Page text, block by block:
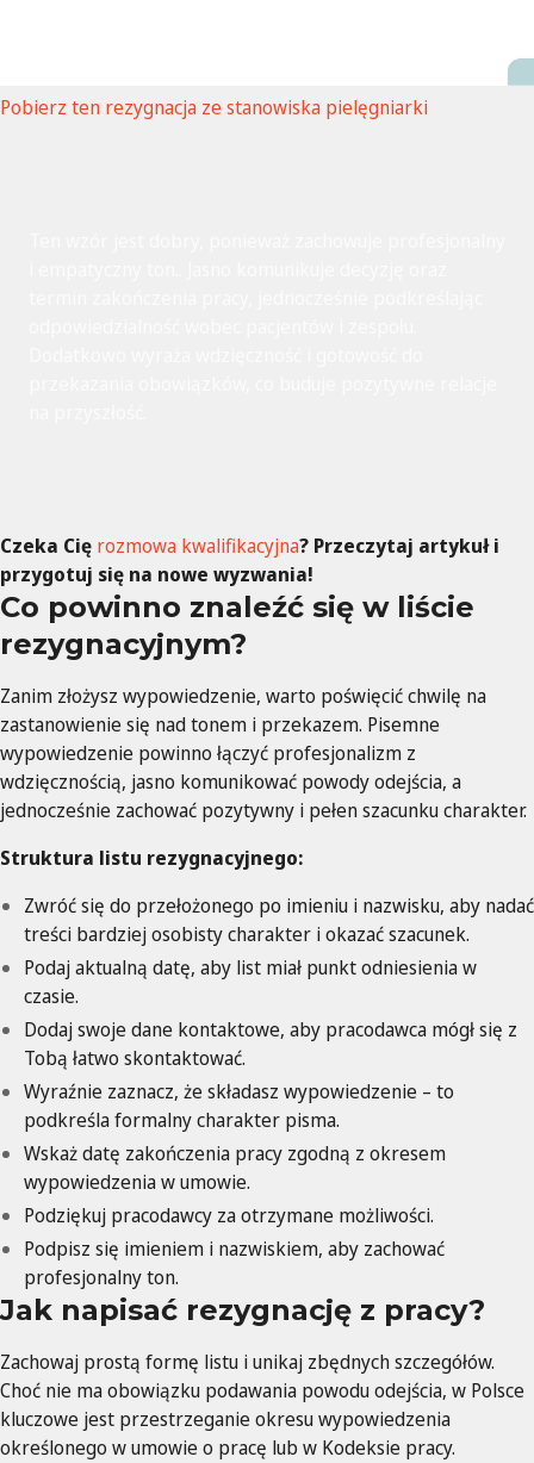
Pobierz ten rezygnacja ze stanowiska pielęgniarki
Czeka Cię rozmowa kwalifikacyjna? Przeczytaj artykuł i
przygotuj się na nowe wyzwania!
Co powinno znaleźć się w liście
rezygnacyjnym?
Zanim złożysz wypowiedzenie, warto poświęcić chwilę na
zastanowienie się nad tonem i przekazem. Pisemne
wypowiedzenie powinno łączyć profesjonalizm z
wdzięcznością, jasno komunikować powody odejścia, a
jednocześnie zachować pozytywny i pełen szacunku charakter.
Struktura listu rezygnacyjnego:
Zwróć się do przełożonego po imieniu i nazwisku, aby nadać
treści bardziej osobisty charakter i okazać szacunek.
Podaj aktualną datę, aby list miał punkt odniesienia w
czasie.
Dodaj swoje dane kontaktowe, aby pracodawca mógł się z
Tobą łatwo skontaktować.
Wyraźnie zaznacz, że składasz wypowiedzenie – to
podkreśla formalny charakter pisma.
Wskaż datę zakończenia pracy zgodną z okresem
wypowiedzenia w umowie.
Podziękuj pracodawcy za otrzymane możliwości.
Podpisz się imieniem i nazwiskiem, aby zachować
profesjonalny ton.
Jak napisać rezygnację z pracy?
Zachowaj prostą formę listu i unikaj zbędnych szczegółów.
Choć nie ma obowiązku podawania powodu odejścia, w Polsce
kluczowe jest przestrzeganie okresu wypowiedzenia
określonego w umowie o pracę lub w Kodeksie pracy.